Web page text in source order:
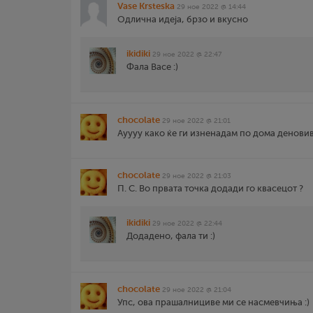
Vase Krsteska 29 ное 2022 @ 14:44
Одлична идеја, брзо и вкусно
ikidiki 29 ное 2022 @ 22:47
Фала Васе :)
chocolate 29 ное 2022 @ 21:01
Ауууу како ќе ги изненадам по дома
chocolate 29 ное 2022 @ 21:03
П. С. Во првата точка додади го квасецот ?
ikidiki 29 ное 2022 @ 22:44
Додадено, фала ти :)
chocolate 29 ное 2022 @ 21:04
Упс, ова прашалнициве ми се насмевчиња :)